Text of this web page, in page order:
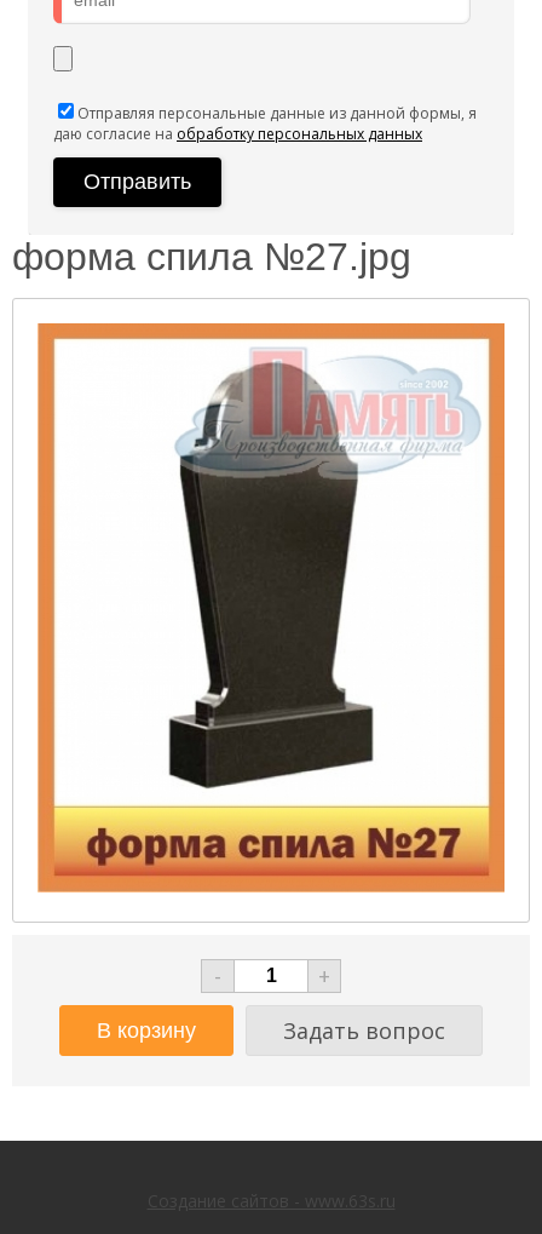
Отправляя персональные данные из данной формы, я
даю согласие на обработку персональных данных
форма спила №27.jpg
-
+
Задать вопрос
Создание сайтов - www.63s.ru